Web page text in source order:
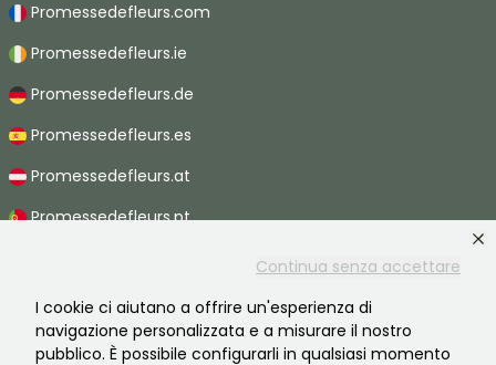
Continua senza accettare
I cookie ci aiutano a offrire un'esperienza di
navigazione personalizzata e a misurare il nostro
pubblico. È possibile configurarli in qualsiasi momento
Promessedefleurs.com
Promessedefleurs.ie
Promessedefleurs.de
Promessedefleurs.es
Promessedefleurs.at
Promessedefleurs.pt
Promessedefleurs.be
Promessedefleurs.ch